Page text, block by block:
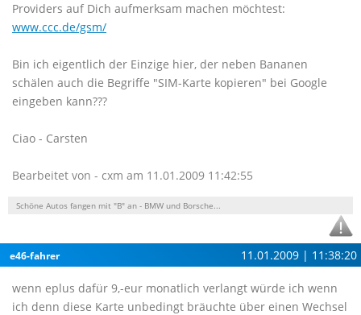
Providers auf Dich aufmerksam machen möchtest:
www.ccc.de/gsm/
Bin ich eigentlich der Einzige hier, der neben Bananen
schälen auch die Begriffe "SIM-Karte kopieren" bei Google
eingeben kann???
Ciao - Carsten
Bearbeitet von - cxm am 11.01.2009 11:42:55
Schöne Autos fangen mit "B" an - BMW und Borsche...
e46-fahrer 11.01.2009 | 11:38:20
wenn eplus dafür 9,-eur monatlich verlangt würde ich wenn
ich denn diese Karte unbedingt bräuchte über einen Wechsel